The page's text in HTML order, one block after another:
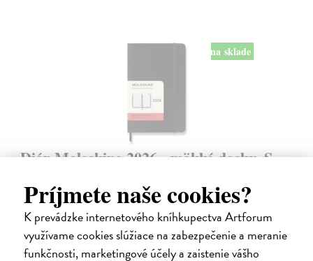
Príjmete naše cookies?
K prevádzke internetového kníhkupectva Artforum
využívame cookies slúžiace na zabezpečenie a meranie
funkčnosti, marketingové účely a zaistenie vášho
na sklade
Diár Moleskine 2026 - mäkké dosky, S,
9 x 14 cm| Zápisník Moleskine
Denný diár vreckové veľkosti na rok 2026. Na každý deň stránka pre
poznámky a schôdzky.
Na sklade ?